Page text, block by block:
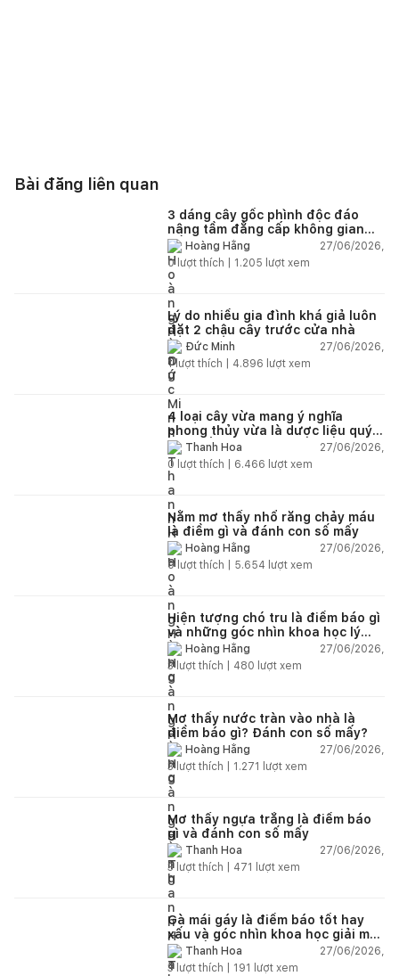
Bài đăng liên quan
3 dáng cây gốc phình độc đáo
nâng tầm đẳng cấp không gian
sốngHoàng Hằng
27/06/2026,
0lượt thích | 1.205 lượt xem
Lý do nhiều gia đình khá giả luôn
đặt 2 chậu cây trước cửa nhà
Đức Minh
27/06/2026,
1lượt thích | 4.896 lượt xem
4 loại cây vừa mang ý nghĩa
phong thủy vừa là dược liệu quý
nên trồng trong nhà
Thanh Hoa
27/06/2026,
0 lượt thích | 6.466 lượt xem
Nằm mơ thấy nhổ răng chảy máu
là điềm gì và đánh con số mấy
Hoàng Hằng
27/06/2026,
0lượt thích | 5.654 lượt xem
Hiện tượng chó tru là điềm báo gì
và những góc nhìn khoa học lý
giảiHoàng Hằng
27/06/2026,
3lượt thích | 480 lượt xem
Mơ thấy nước tràn vào nhà là
điềm báo gì? Đánh con số mấy?
Hoàng Hằng
27/06/2026,
3lượt thích | 1.271 lượt xem
Mơ thấy ngựa trắng là điềm báo
gì và đánh con số mấy
Thanh Hoa
27/06/2026,
3lượt thích | 471 lượt xem
Gà mái gáy là điềm báo tốt hay
xấu và góc nhìn khoa học giải mã
chi tiết
Thanh Hoa
27/06/2026,
3lượt thích | 191 lượt xem